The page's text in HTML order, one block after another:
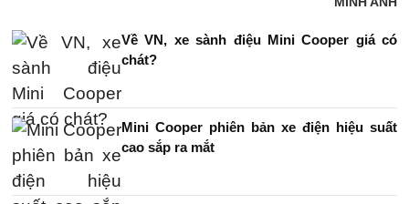
Về VN, xe sành điệu Mini Cooper giá có
chát?
Mini Cooper phiên bản xe điện hiệu suất
cao sắp ra mắt